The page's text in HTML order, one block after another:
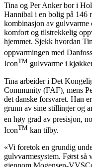
Tina og Per Anker bor i
Hannibal i en bolig på 146
kombinasjon av gulvvarme
komfort og tilstrekkelig
hjemmet. Sjekk hvordan
oppvarmingen med
IconTM gulvvarme i
Tina arbeider i Det
Community (FAF), mens
det danske forsvaret. Han
grunn av sine stillinger og
en høy grad av presisjon,
IconTM kan tilby.
«Vi foretok en grundig
gulvvarmesystem. Først